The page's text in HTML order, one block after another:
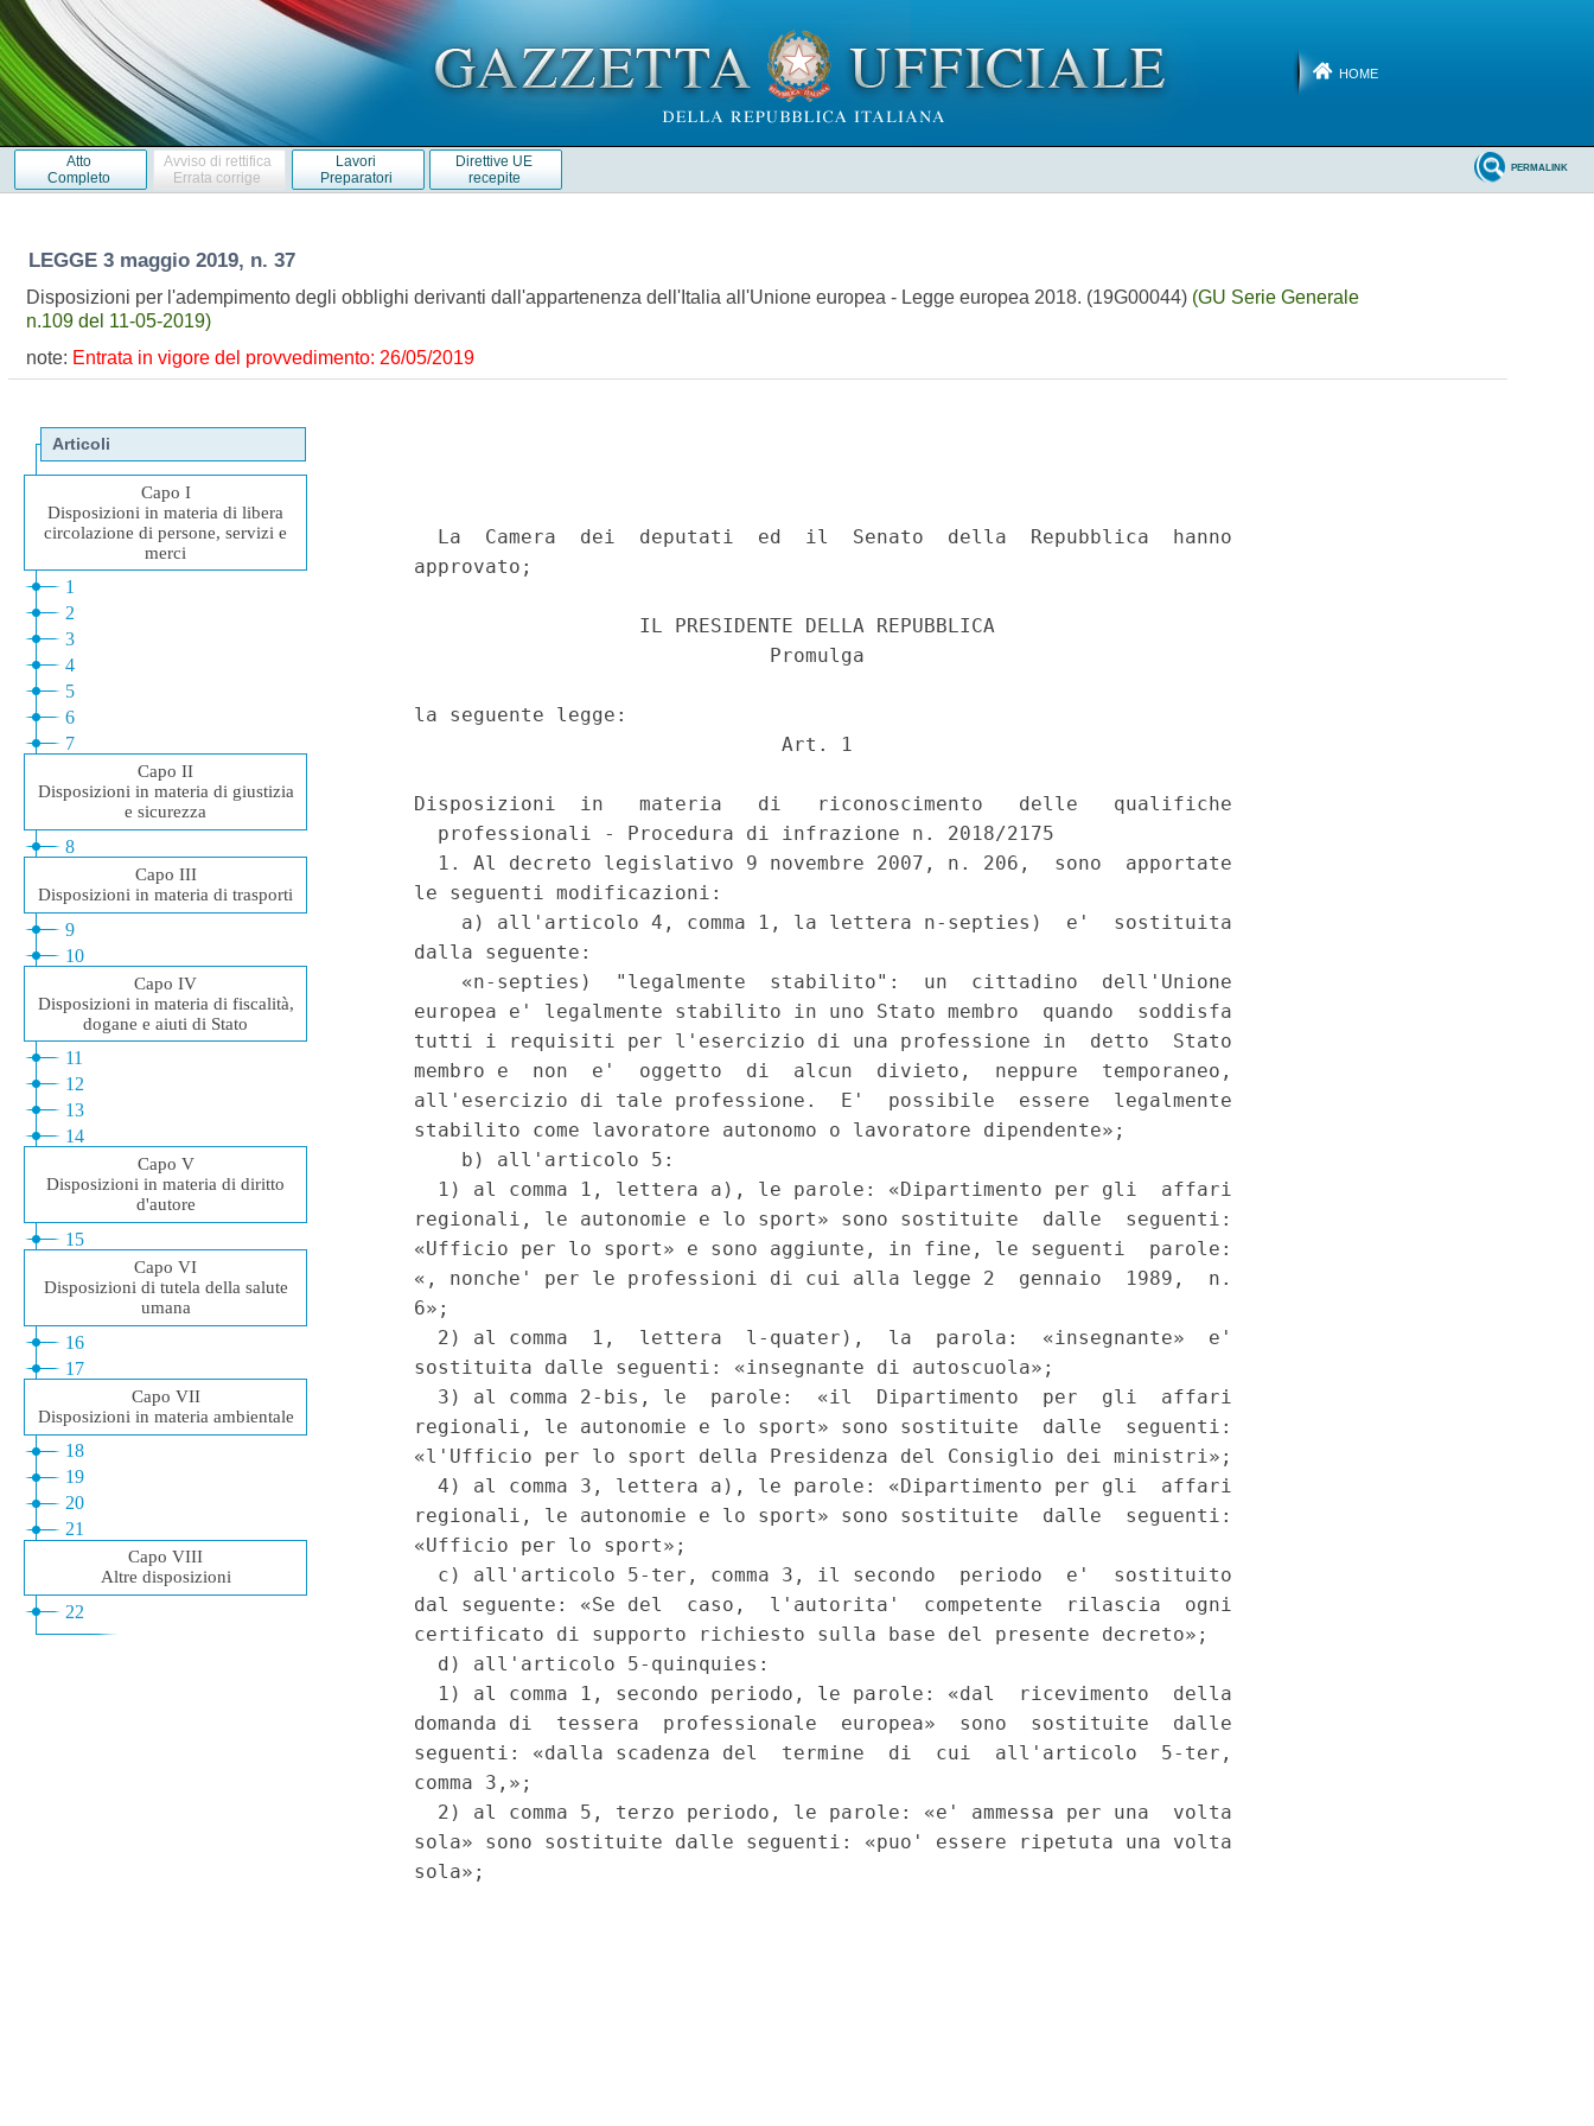
HOME
Atto
Completo
Avviso di rettifica
Errata corrige
Lavori
Preparatori
Direttive UE
recepite
PERMALINK
LEGGE 3 maggio 2019, n. 37
Disposizioni per l'adempimento degli obblighi derivanti dall'appartenenza dell'Italia all'Unione europea - Legge europea 2018. (19G00044) (GU Serie Generale
n.109 del 11-05-2019)
note: Entrata in vigore del provvedimento: 26/05/2019